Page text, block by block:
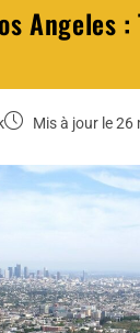
Angeles
Mis à jour le 26